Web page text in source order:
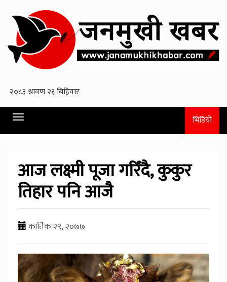
Toggle
navigation
भिडियो
आज लक्ष्मी पूजा गरिँदै, कुकुर
तिहार पनि आजै
कार्तिक २९, २०७७